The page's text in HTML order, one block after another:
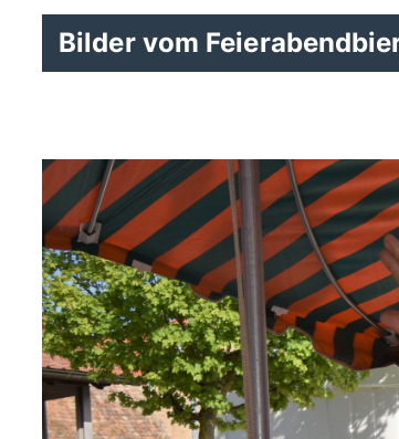
Bilder vom